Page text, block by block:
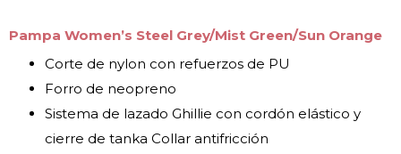
Pampa Women’s Steel Grey/Mist Green/Sun Orange
Corte de nylon con refuerzos de PU
Forro de neopreno
Sistema de lazado Ghillie con cordón elástico y
cierre de tanka Collar antifricción